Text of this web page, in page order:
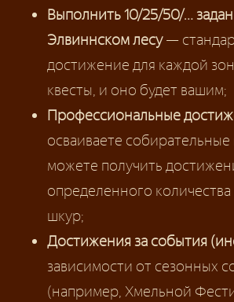
Выполнить 10/25/50/…
Элвиннском лесу—
достижение для каждой
квесты, и оно будет вашим;
Профессиональные
осваиваете
можете получить
определенного
шкур;
Достижения за события
зависимости от сезонных
(например, Хмельной